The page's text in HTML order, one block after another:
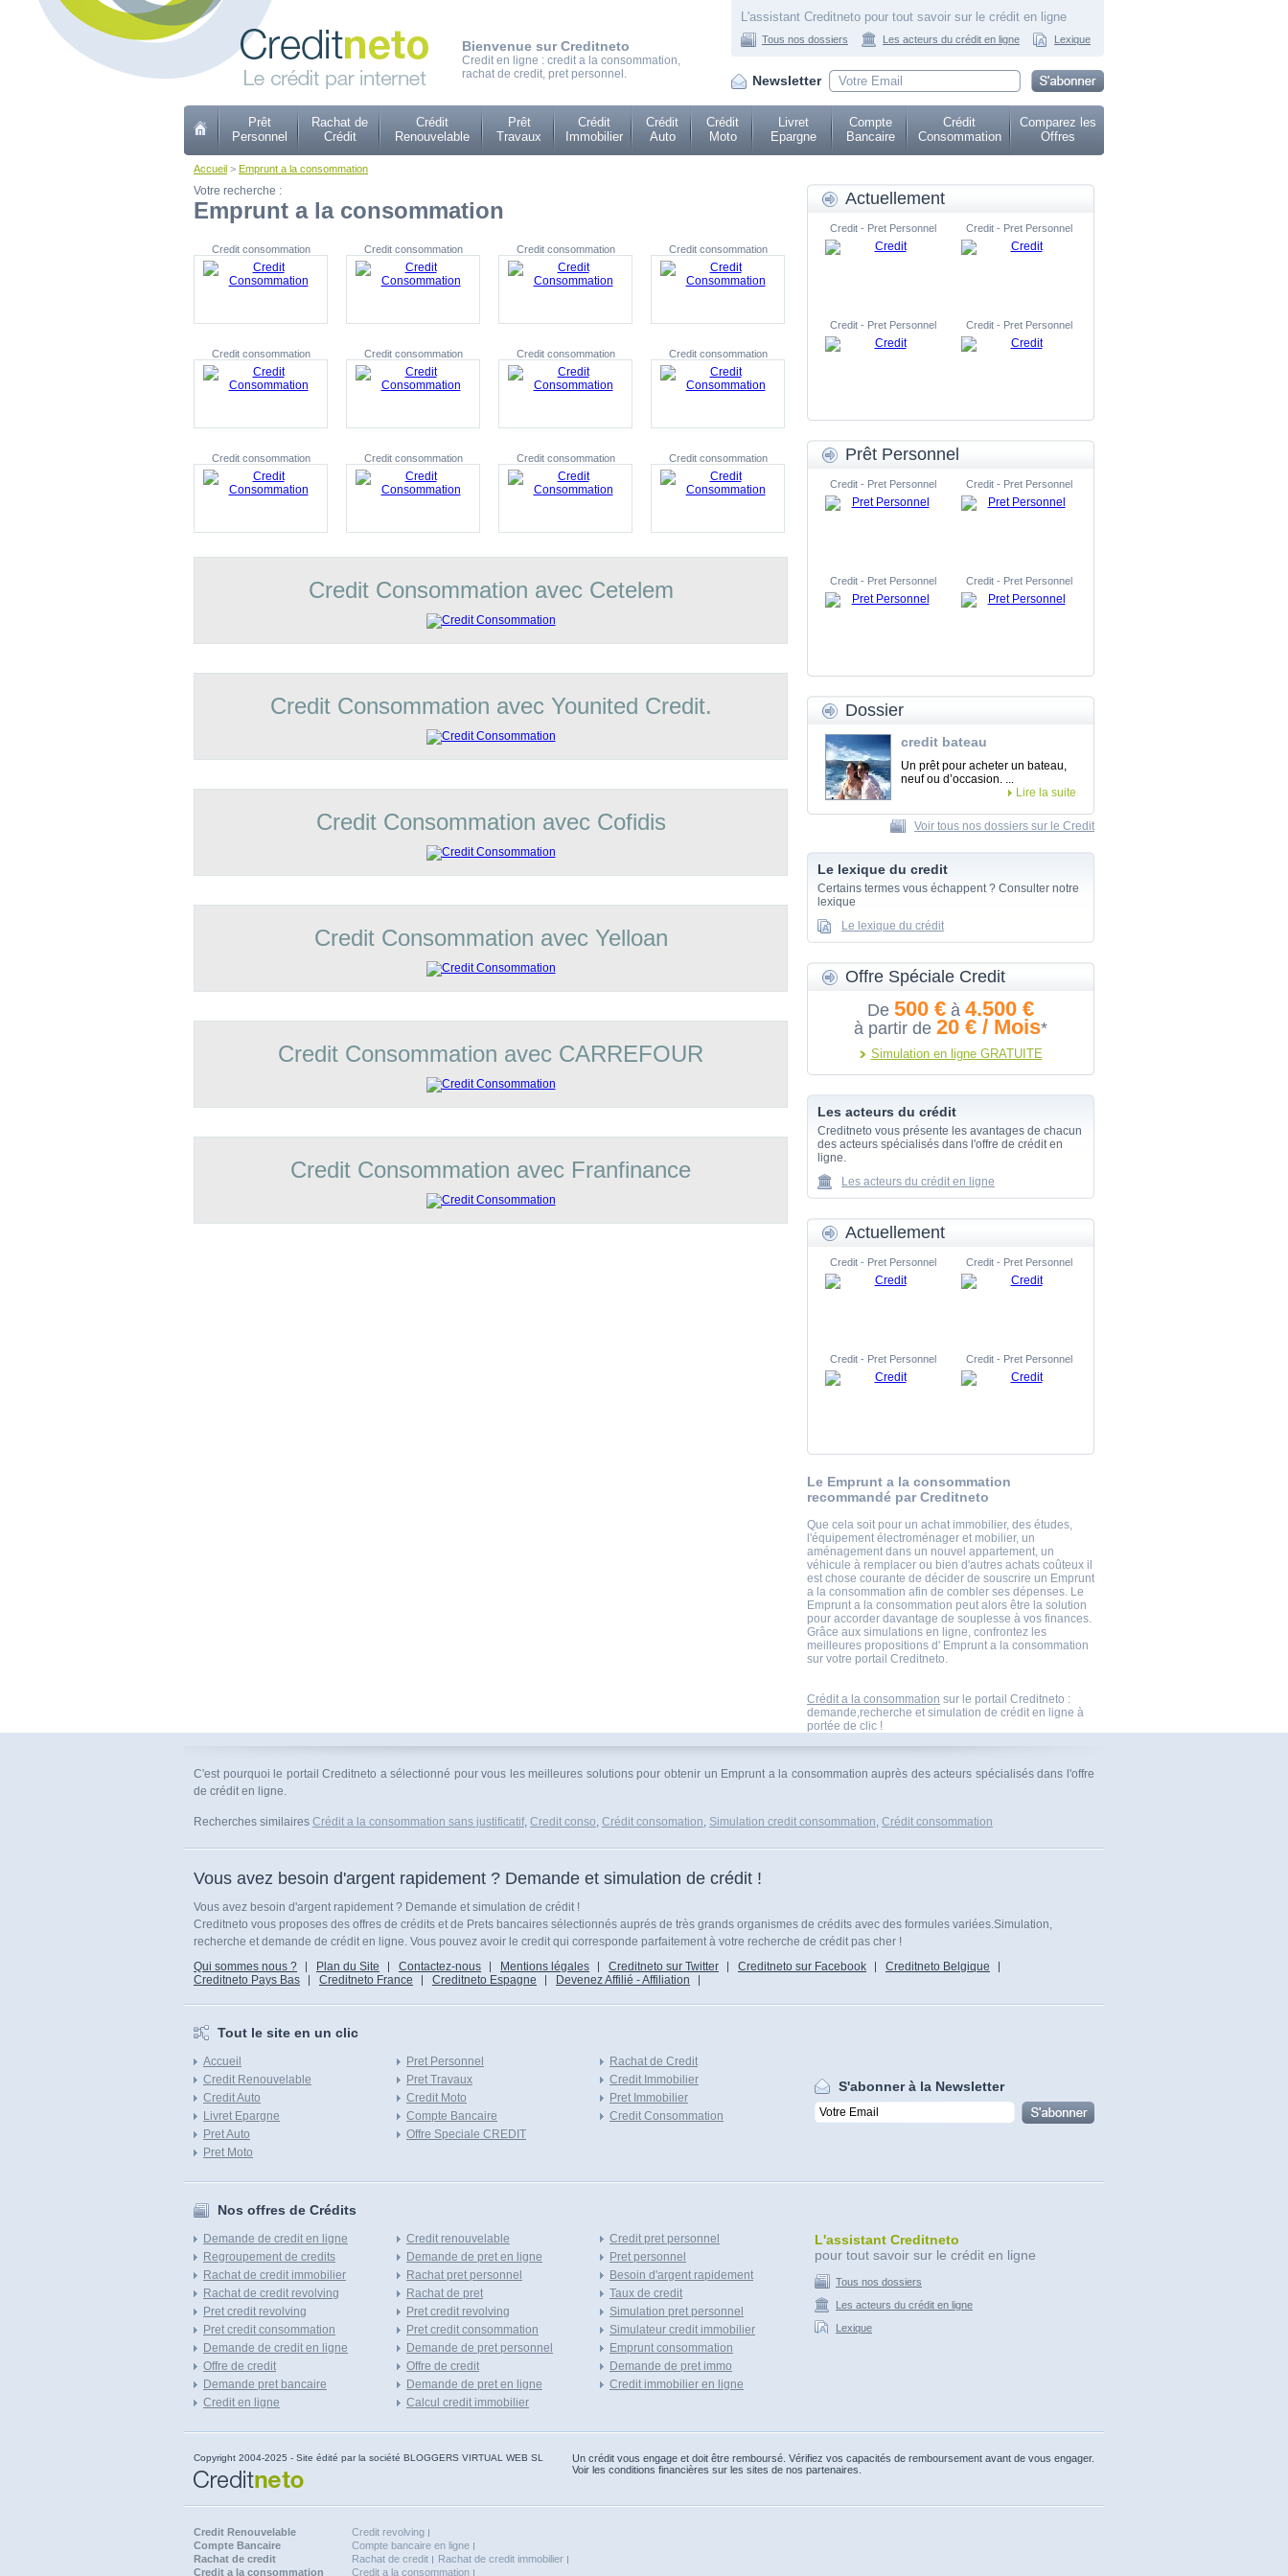
Bienvenue sur Creditneto
Credit en ligne : credit a la consommation,
rachat de credit, pret personnel.
L'assistant Creditneto pour tout savoir sur le crédit en ligne
Tous nos dossiers Les acteurs du crédit en ligne Lexique
Newsletter
Prêt
Personnel
Rachat de
Crédit
Crédit
Renouvelable
Prêt
Travaux
Crédit
Immobilier
Crédit
Auto
Crédit
Moto
Livret
Epargne
Compte
Bancaire
Crédit
Consommation
Comparez les
Offres
Accueil > Emprunt a la consommation
Votre recherche :
Emprunt a la consommation
Credit consommation Credit consommation Credit consommation Credit consommation
Credit consommation Credit consommation Credit consommation Credit consommation
Credit consommation Credit consommation Credit consommation Credit consommation
Credit Consommation avec Cetelem
Credit Consommation avec Younited Credit.
Credit Consommation avec Cofidis
Credit Consommation avec Yelloan
Credit Consommation avec CARREFOUR
Credit Consommation avec Franfinance
Actuellement
Credit - Pret Personnel Credit - Pret Personnel
Credit - Pret Personnel Credit - Pret Personnel
Prêt Personnel
Credit - Pret Personnel Credit - Pret Personnel
Credit - Pret Personnel Credit - Pret Personnel
Dossier
credit bateau
Un prêt pour acheter un bateau,
neuf ou d’occasion. ...
Lire la suite
Voir tous nos dossiers sur le Credit
Le lexique du credit
Certains termes vous échappent ? Consulter notre
lexique
Le lexique du crédit
Offre Spéciale Credit
De 500 € à 4.500 €
à partir de 20 € / Mois*
Simulation en ligne GRATUITE
Les acteurs du crédit
Creditneto vous présente les avantages de chacun
des acteurs spécialisés dans l'offre de crédit en
ligne.
Les acteurs du crédit en ligne
Actuellement
Credit - Pret Personnel Credit - Pret Personnel
Credit - Pret Personnel Credit - Pret Personnel
Le Emprunt a la consommation
recommandé par Creditneto
Que cela soit pour un achat immobilier, des études,
l'équipement électroménager et mobilier, un
aménagement dans un nouvel appartement, un
véhicule à remplacer ou bien d'autres achats coûteux il
est chose courante de décider de souscrire un Emprunt
a la consommation afin de combler ses dépenses. Le
Emprunt a la consommation peut alors être la solution
pour accorder davantage de souplesse à vos finances.
Grâce aux simulations en ligne, confrontez les
meilleures propositions d' Emprunt a la consommation
sur votre portail Creditneto.
Crédit a la consommation sur le portail Creditneto :
demande,recherche et simulation de crédit en ligne à
portée de clic !
C'est pourquoi le portail Creditneto a sélectionné pour vous les meilleures solutions pour obtenir un Emprunt a la consommation auprès des acteurs spécialisés dans l'offre
de crédit en ligne.
Recherches similaires Crédit a la consommation sans justificatif, Credit conso, Crédit consomation, Simulation credit consommation, Crédit consommation
Vous avez besoin d'argent rapidement ? Demande et simulation de crédit !
Vous avez besoin d'argent rapidement ? Demande et simulation de crédit !
Creditneto vous proposes des offres de crédits et de Prets bancaires sélectionnés auprés de très grands organismes de crédits avec des formules variées.Simulation,
recherche et demande de crédit en ligne. Vous pouvez avoir le credit qui corresponde parfaitement à votre recherche de crédit pas cher !
Qui sommes nous ?
Plan du Site Contactez-nous Mentions légales Creditneto sur Twitter Creditneto sur Facebook
Creditneto Belgique
Creditneto Pays Bas
Creditneto France Creditneto Espagne Devenez Affilié - Affiliation
Tout le site en un clic
Accueil
Credit Renouvelable
Credit Auto
Livret Epargne
Pret Auto
Pret Moto
Pret Personnel
Pret Travaux
Credit Moto
Compte Bancaire
Offre Speciale CREDIT
Rachat de Credit
Credit Immobilier
Pret Immobilier
Credit Consommation
S'abonner à la Newsletter
Nos offres de Crédits
Demande de credit en ligne
Regroupement de credits
Rachat de credit immobilier
Rachat de credit revolving
Pret credit revolving
Pret credit consommation
Demande de credit en ligne
Offre de credit
Demande pret bancaire
Credit en ligne
Credit renouvelable
Demande de pret en ligne
Rachat pret personnel
Rachat de pret
Pret credit revolving
Pret credit consommation
Demande de pret personnel
Offre de credit
Demande de pret en ligne
Calcul credit immobilier
Credit pret personnel
Pret personnel
Besoin d'argent rapidement
Taux de credit
Simulation pret personnel
Simulateur credit immobilier
Emprunt consommation
Demande de pret immo
Credit immobilier en ligne
L'assistant Creditneto
pour tout savoir sur le crédit en ligne
Tous nos dossiers
Les acteurs du crédit en ligne
Lexique
Copyright 2004-2025 - Site édité par la société BLOGGERS VIRTUAL WEB SL
Un crédit vous engage et doit être remboursé. Vérifiez vos capacités de remboursement avant de vous engager.
Voir les conditions financières sur les sites de nos partenaires.
Credit Renouvelable
Credit revolving
Compte Bancaire
Compte bancaire en ligne
Rachat de credit
Rachat de credit
Rachat de credit immobilier
Credit a la consommation
Credit a la consommation